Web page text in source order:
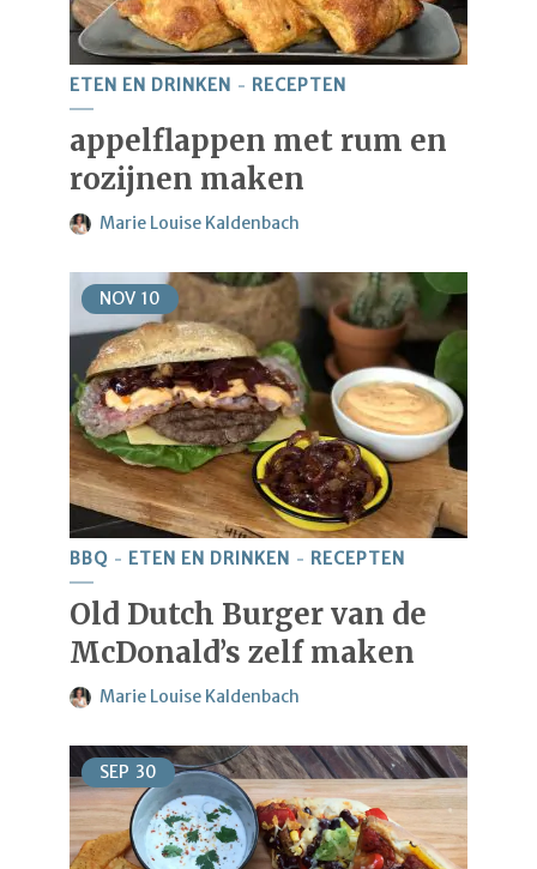
ETEN EN DRINKEN RECEPTEN
appelflappen met rum en
rozijnen maken
Marie Louise Kaldenbach
NOV 10
BBQ ETEN EN DRINKEN RECEPTEN
Old Dutch Burger van de
McDonald’s zelf maken
Marie Louise Kaldenbach
SEP 30